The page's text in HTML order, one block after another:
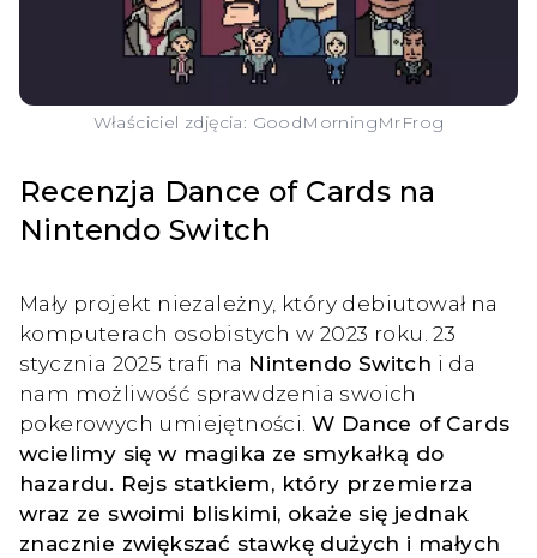
WSPARCIE
ZALOGUJ
Właściciel zdjęcia: GoodMorningMrFrog
Recenzja Dance of Cards na
Nintendo Switch
Mały projekt niezależny, który debiutował na
komputerach osobistych w 2023 roku. 23
stycznia 2025 trafi na Nintendo Switch i da
nam możliwość sprawdzenia swoich
pokerowych umiejętności. W Dance of Cards
wcielimy się w magika ze smykałką do
hazardu. Rejs statkiem, który przemierza
wraz ze swoimi bliskimi, okaże się jednak
znacznie zwiększać stawkę dużych i małych